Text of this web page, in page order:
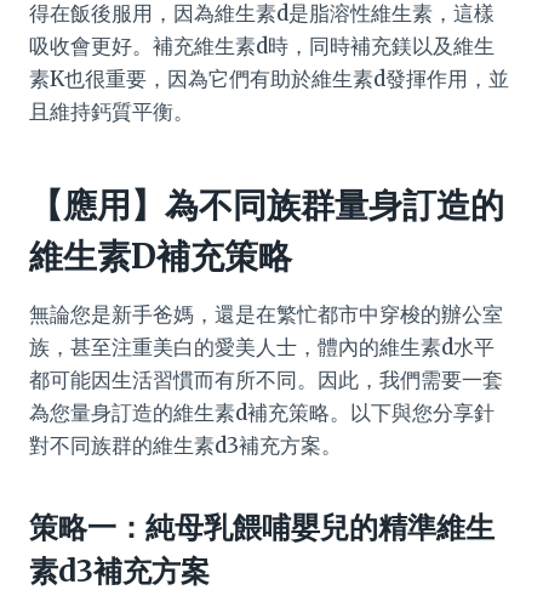
得在飯後服用，因為維生素d是脂溶性維生素，這樣
吸收會更好。補充維生素d時，同時補充鎂以及維生
素K也很重要，因為它們有助於維生素d發揮作用，並
且維持鈣質平衡。
【應用】為不同族群量身訂造的
維生素D補充策略
無論您是新手爸媽，還是在繁忙都市中穿梭的辦公室
族，甚至注重美白的愛美人士，體內的維生素d水平
都可能因生活習慣而有所不同。因此，我們需要一套
為您量身訂造的維生素d補充策略。以下與您分享針
對不同族群的維生素d3補充方案。
策略一：純母乳餵哺嬰兒的精準維生
素d3補充方案